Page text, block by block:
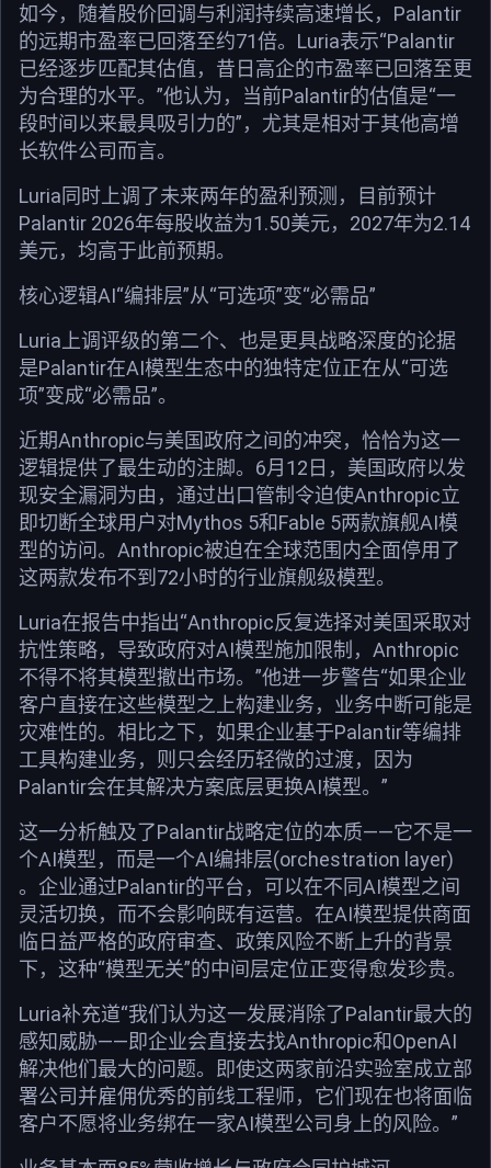
如今，随着股价回调与利润持续高速增长，Palantir
的远期市盈率已回落至约71倍。Luria表示“Palantir
已经逐步匹配其估值，昔日高企的市盈率已回落至更
为合理的水平。”他认为，当前Palantir的估值是“一
段时间以来最具吸引力的”，尤其是相对于其他高增
长软件公司而言。
Luria同时上调了未来两年的盈利预测，目前预计
Palantir 2026年每股收益为1.50美元，2027年为2.14
美元，均高于此前预期。
核心逻辑AI“编排层”从“可选项”变“必需品”
Luria上调评级的第二个、也是更具战略深度的论据
是Palantir在AI模型生态中的独特定位正在从“可选
项”变成“必需品”。
近期Anthropic与美国政府之间的冲突，恰恰为这一
逻辑提供了最生动的注脚。6月12日，美国政府以发
现安全漏洞为由，通过出口管制令迫使Anthropic立
即切断全球用户对Mythos 5和Fable 5两款旗舰AI模
型的访问。Anthropic被迫在全球范围内全面停用了
这两款发布不到72小时的行业旗舰级模型。
Luria在报告中指出“Anthropic反复选择对美国采取对
抗性策略，导致政府对AI模型施加限制，Anthropic
不得不将其模型撤出市场。”他进一步警告“如果企业
客户直接在这些模型之上构建业务，业务中断可能是
灾难性的。相比之下，如果企业基于Palantir等编排
工具构建业务，则只会经历轻微的过渡，因为
Palantir会在其解决方案底层更换AI模型。”
这一分析触及了Palantir战略定位的本质——它不是一
个AI模型，而是一个AI编排层(orchestration layer)
。企业通过Palantir的平台，可以在不同AI模型之间
灵活切换，而不会影响既有运营。在AI模型提供商面
临日益严格的政府审查、政策风险不断上升的背景
下，这种“模型无关”的中间层定位正变得愈发珍贵。
Luria补充道“我们认为这一发展消除了Palantir最大的
感知威胁——即企业会直接去找Anthropic和OpenAI
解决他们最大的问题。即使这两家前沿实验室成立部
署公司并雇佣优秀的前线工程师，它们现在也将面临
客户不愿将业务绑在一家AI模型公司身上的风险。”